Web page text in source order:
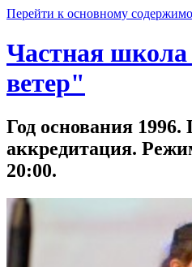
Перейти к основному
Частная
ветер"
Год основания 1996.
аккредитация.
20:00.